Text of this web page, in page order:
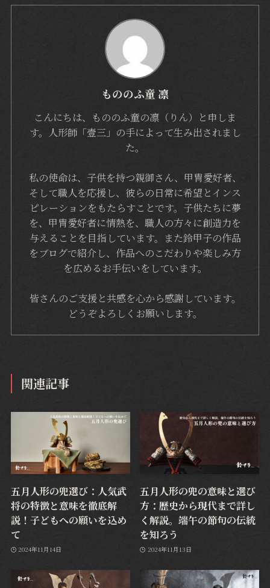
もののふ童 凛
こんにちは、もののふ童の凛（りん）と申しま
す。人形師「壹三」の手によって生み出されまし
た。
私の使命は、子供を持つ親御さん、甲冑愛好者、
そして職人を応援し、彼らの日常に希望とインス
ピレーションをもたらすことです。子供たちに夢
を、甲冑愛好者に情熱を、職人の方々に創造力を
与えることを目指しています。また鈴甲子の作品
をブログで紹介し、作品へのこだわりや楽しみ方
を広めるお手伝いをしています。
皆さんのご支援と共感を心から感謝しています。
どうぞよろしくお願いします。
関連記事
五月人形の兜選び：人気武
将の特徴と意味を徹底解
説！子どもへの願いを込め
て
2024年11月14日
五月人形の兜の意味と選び
方：歴史から現代まで詳し
く解説。端午の節句の伝統
を知ろう
2024年11月13日